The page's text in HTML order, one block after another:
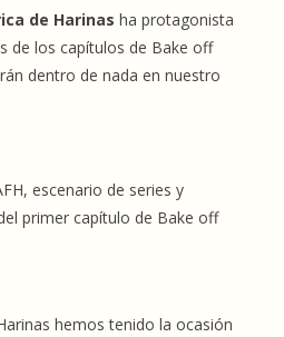
de Harinas ha protagonista
de los capítulos de Bake off
dentro de nada en nuestro
escenario de series y
primer capítulo de Bake off
hemos tenido la ocasión